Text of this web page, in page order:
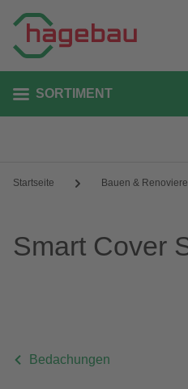
SORTIMENT
Startseite Bauen &
Smart Cover
Bedachungen